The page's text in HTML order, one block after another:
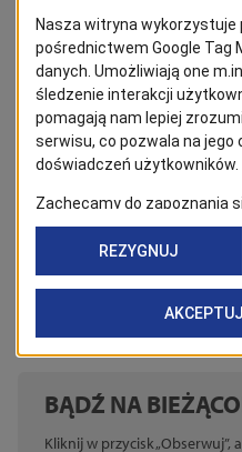
Link do rejestracji
ejestracja/
Załączniki
Energia Miasta Szczecin.pdf
BĄDŹ NA
Kliknij w przycisk „Obserwuj”,